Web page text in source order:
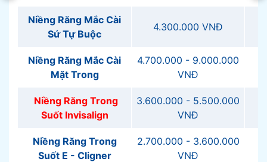
Niềng Răng Mắc Cài
Sứ Tự Buộc
4.300.000 VNĐ
Niềng Răng Mắc Cài
Mặt Trong
4.700.000 - 9.000.000
VNĐ
Niềng Răng Trong
Suốt Invisalign
3.600.000 - 5.500.000
VNĐ
Niềng Răng Trong
Suốt E - Cligner
2.700.000 - 3.600.000
VNĐ